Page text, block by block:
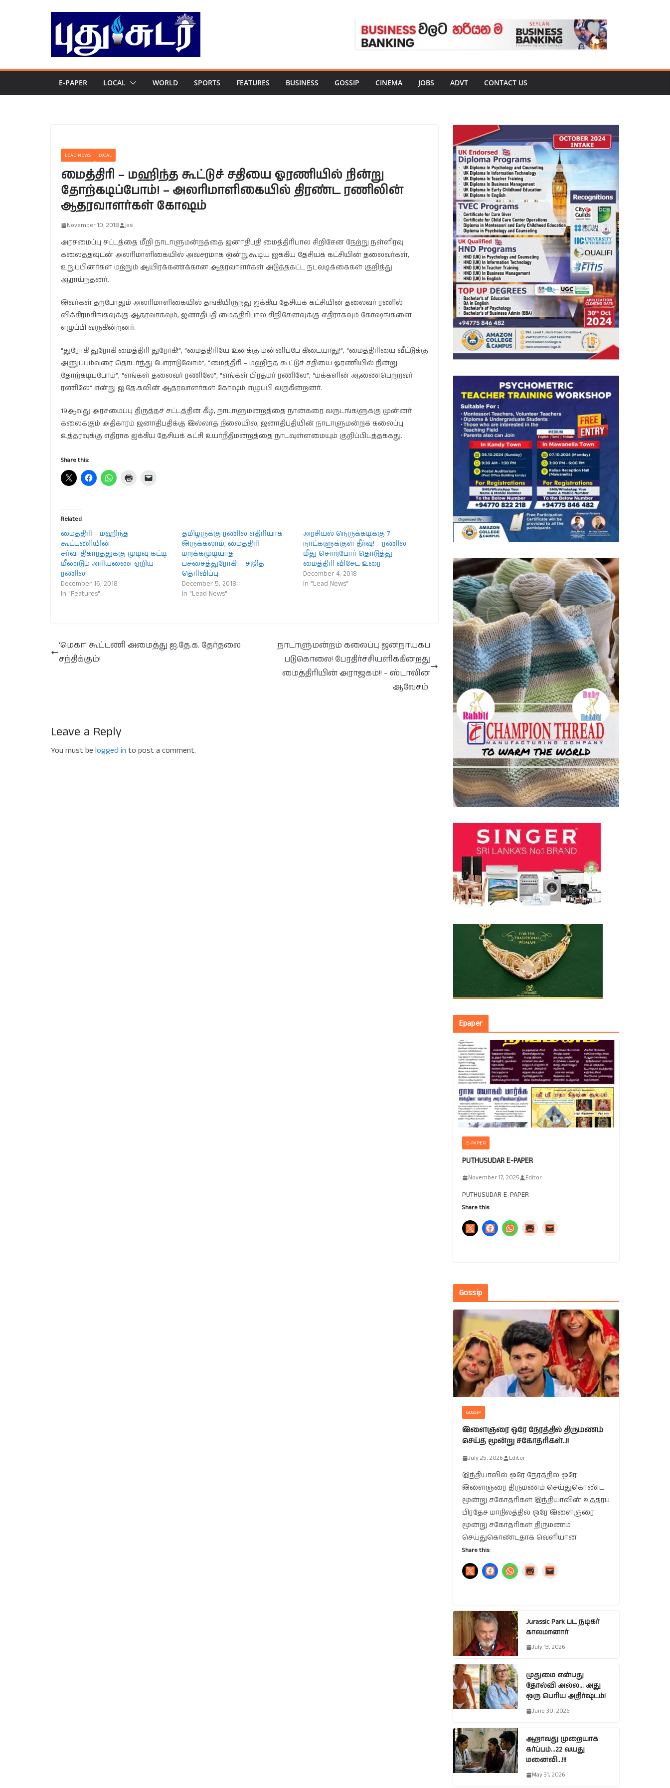
E-PAPER LOCAL WORLD SPORTS FEATURES BUSINESS GOSSIP CINEMA JOBS ADVT CONTACT US
LEAD NEWS LOCAL
மைத்திரி – மஹிந்த கூட்டுச் சதியை ஓரணியில் நின்று
தோற்கடிப்போம்! – அலரிமாளிகையில் திரண்ட ரணிலின்
ஆதரவாளர்கள் கோஷம்
November 10, 2018 jasi
அரசமைப்பு சட்டத்தை மீறி நாடாளுமன்றத்தை ஜனாதிபதி மைத்திரிபால சிறிசேன நேற்று நள்ளிரவு
கலைத்தவுடன் அலரிமாளிகையில் அவசரமாக ஒன்றுகூடிய ஐக்கிய தேசியக் கட்சியின் தலைவர்கள்,
உறுப்பினர்கள் மற்றும் ஆயிரக்கணக்கான ஆதரவாளர்கள் அடுத்தகட்ட நடவடிக்கைகள் குறித்து
ஆராய்ந்தனர்.
இவர்கள் தற்போதும் அலரிமாளிகையில் தங்கியிருந்து ஐக்கிய தேசியக் கட்சியின் தலைவர் ரணில்
விக்கிரமசிங்கவுக்கு ஆதரவாகவும், ஜனாதிபதி மைத்திரிபால சிறிசேனவுக்கு எதிராகவும் கோஷங்களை
எழுப்பி வருகின்றனர்.
“துரோகி துரோகி மைத்திரி துரோகி!”, “மைத்திரியே உனக்கு மன்னிப்பே கிடையாது!”, “மைத்திரியை வீட்டுக்கு
அனுப்பும்வரை தொடர்ந்து போராடுவோம்”, “மைத்திரி – மஹிந்த கூட்டுச் சதியை ஓரணியில் நின்று
தோற்கடிப்போம்”, “எங்கள் தலைவர் ரணிலே”, “எங்கள் பிரதமர் ரணிலே”, “மக்களின் ஆணைபெற்றவர்
ரணிலே” என்று ஐ.தே.கவின் ஆதரவாளர்கள் கோஷம் எழுப்பி வருகின்றனர்.
19ஆவது அரசமைப்பு திருத்தச் சட்டத்தின் கீழ், நாடாளுமன்றத்தை நான்கரை வருடங்களுக்கு முன்னர்
கலைக்கும் அதிகாரம் ஜனாதிபதிக்கு இல்லாத நிலையில், ஜனாதிபதியின் நாடாளுமன்றக் கலைப்பு
உத்தரவுக்கு எதிராக ஐக்கிய தேசியக் கட்சி உயர்நீதிமன்றத்தை நாடவுள்ளமையும் குறிப்பிடத்தக்கது.
Share this:
Related
மைத்திரி – மஹிந்த
கூட்டணியின்
சர்வாதிகாரத்துக்கு முடிவு கட்டி
மீண்டும் அரியணை ஏறிய
ரணில்!
December 16, 2018
In "Features"
தமிழருக்கு ரணில் எதிரியாக
இருக்கலாம்; மைத்திரி
மறக்கமுடியாத
பச்சைத்துரோகி! – சஜித்
தெரிவிப்பு
December 5, 2018
In "Lead News"
அரசியல் நெருக்கடிக்கு 7
நாட்களுக்குள் தீர்வு! – ரணில்
மீது சொற்போர் தொடுத்து
மைத்திரி விசேட உரை
December 4, 2018
In "Lead News"
‘மெகா’ கூட்டணி அமைத்து ஐ.தே.க. தேர்தலை
சந்திக்கும்!
நாடாளுமன்றம் கலைப்பு ஜனநாயகப்
படுகொலை! பேரதிர்ச்சியளிக்கின்றது
மைத்திரியின் அராஜகம்!! – ஸ்டாலின்
ஆவேசம்
Leave a Reply
You must be logged in to post a comment.
Epaper
E-PAPER
PUTHUSUDAR E-PAPER
November 17, 2025 Editor
PUTHUSUDAR E-PAPER
Share this:
Gossip
GOSSIP
இளைஞரை ஒரே நேரத்தில் திருமணம்
செய்த மூன்று சகோதரிகள்..!!
July 25, 2026 Editor
இந்தியாவில் ஒரே நேரத்தில் ஒரே
இளைஞரை திருமணம் செய்துகொண்ட
மூன்று சகோதரிகள் இந்தியாவின் உத்தரப்
பிரதேச மாநிலத்தில் ஒரே இளைஞரை
மூன்று சகோதரிகள் திருமணம்
செய்துகொண்டதாக வெளியான
Share this:
Jurassic Park பட நடிகர்
காலமானார்
July 13, 2026
முதுமை என்பது
தோல்வி அல்ல… அது
ஒரு பெரிய அதிர்ஷ்டம்!
June 30, 2026
ஆறாவது முறையாக
கர்ப்பம்…22 வயது
மனைவி…!!!
May 31, 2026